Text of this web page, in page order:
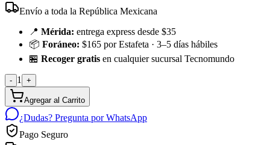
Envío a toda la República Mexicana
📍 Mérida: entrega express desde $35
📦 Foráneo: $165 por Estafeta · 3–5 días hábiles
🏪 Recoger gratis en cualquier sucursal Tecnomundo
- 1 +
Agregar al Carrito
¿Dudas? Pregunta por WhatsApp
Pago Seguro